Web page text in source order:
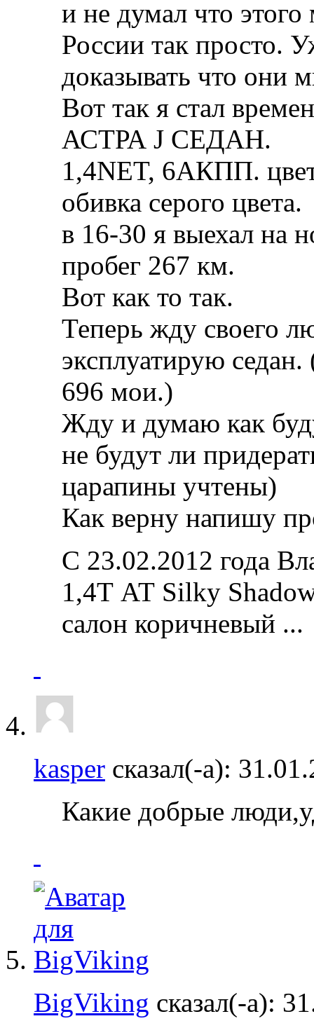
и не думал что
России так просто.
доказывать что они
Вот так я стал
АСТРА J СЕДАН.
1,4NET, 6АКПП.
обивка серого цвета.
в 16-30 я выехал на
пробег 267 км.
Вот как то так.
Теперь жду своего
эксплуатирую
696 мои.)
Жду и думаю как
не будут ли
царапины учтены)
Как верну напишу
C 23.02.2012 года
1,4Т АТ Silky
салон коричневый ...
kasper сказал(-а):
Какие добрые
BigViking сказал(-а):